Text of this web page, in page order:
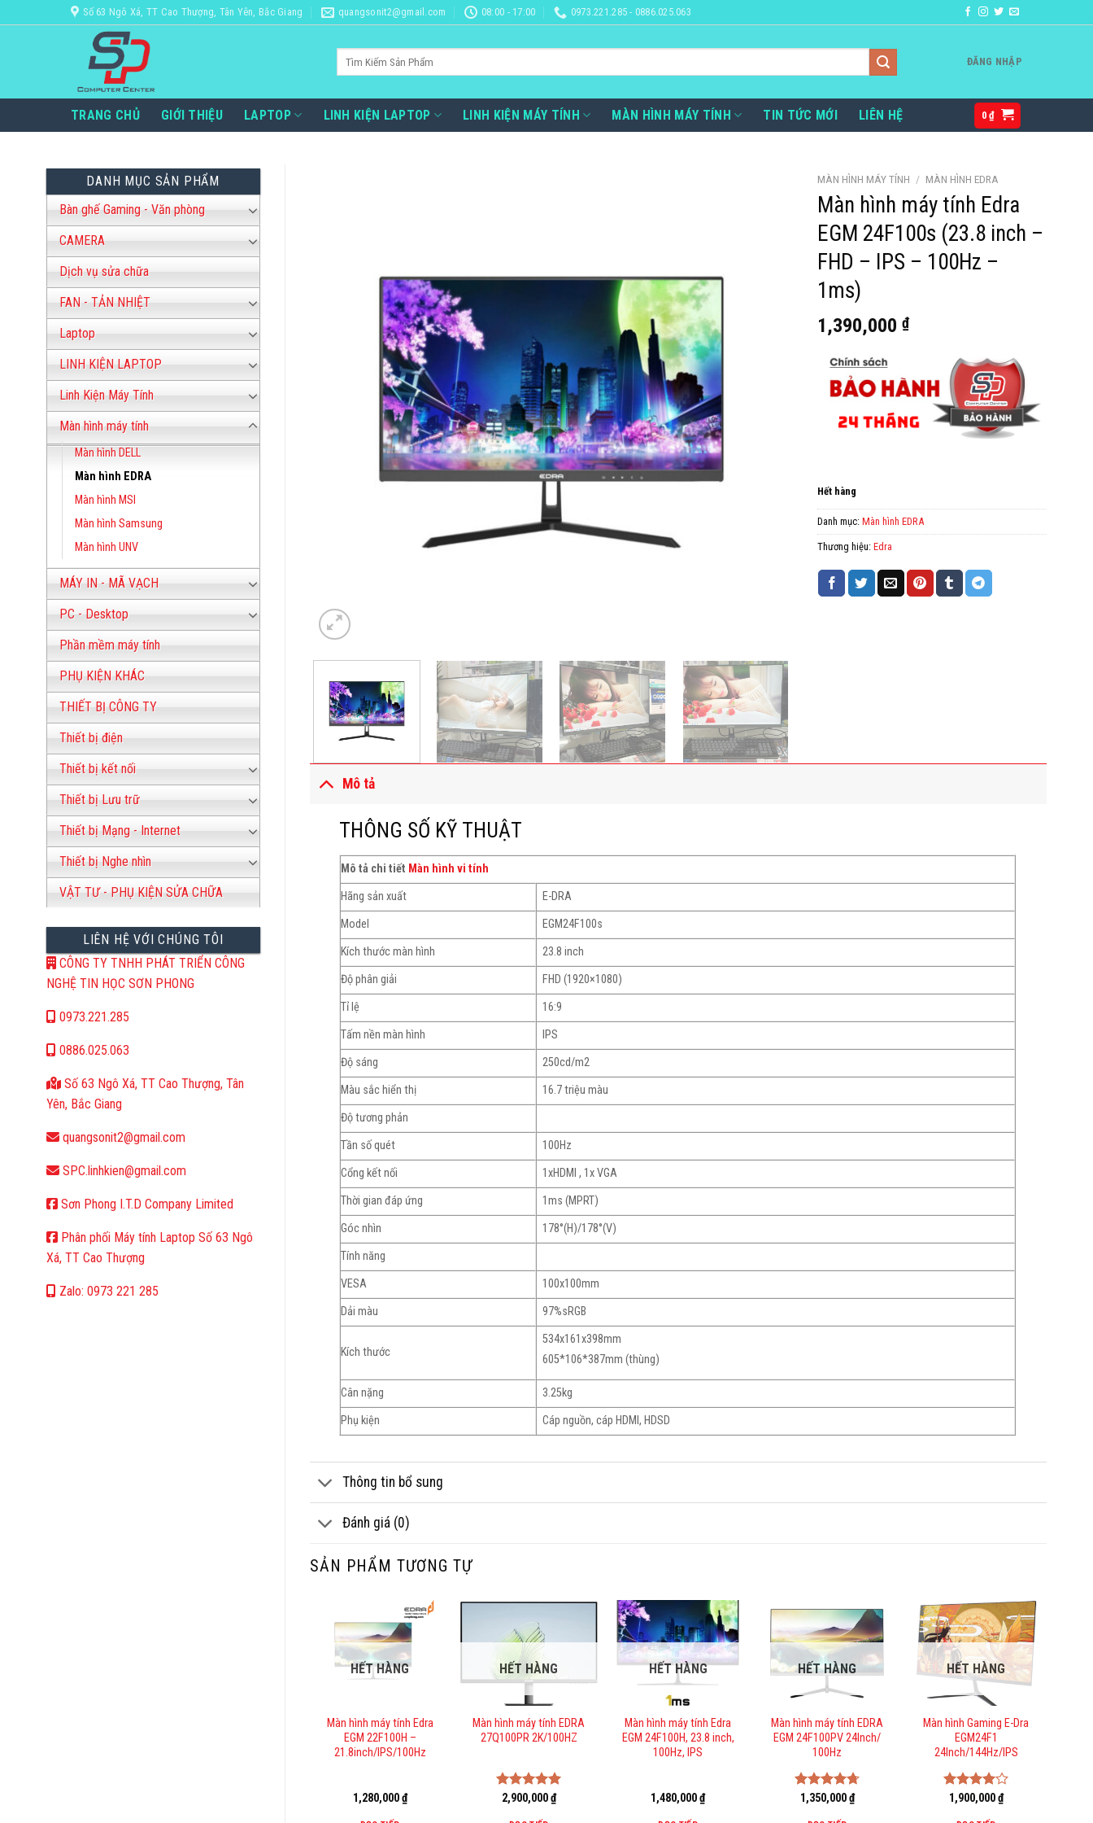
qua
Số 63 Ngô Xá, TT Cao Thượng, Tân Yên, Bắc Giang quangsonit2@gmail.com 08:00 - 17:00 0973.221.285 - 0886.025.063
ĐĂNG NHẬP
TRANG CHỦ GIỚI THIỆU LAPTOP LINH KIỆN LAPTOP LINH KIỆN MÁY TÍNH MÀN HÌNH MÁY TÍNH TIN TỨC MỚI LIÊN HỆ 0₫
DANH MỤC SẢN PHẨM
Bàn ghế Gaming - Văn phòng
CAMERA
Dịch vụ sửa chữa
FAN - TẢN NHIỆT
Laptop
LINH KIỆN LAPTOP
Linh Kiện Máy Tính
Màn hình máy tính
Màn hình DELL
Màn hình EDRA
Màn hình MSI
Màn hình Samsung
Màn hình UNV
MÁY IN - MÃ VẠCH
PC - Desktop
Phần mềm máy tính
PHỤ KIỆN KHÁC
THIẾT BỊ CÔNG TY
Thiết bị điện
Thiết bị kết nối
Thiết bị Lưu trữ
Thiết bị Mạng - Internet
Thiết bị Nghe nhìn
VẬT TƯ - PHỤ KIỆN SỬA CHỮA
LIÊN HỆ VỚI CHÚNG TÔI
CÔNG TY TNHH PHÁT TRIỂN CÔNG
NGHỆ TIN HỌC SƠN PHONG
0973.221.285
0886.025.063
Số 63 Ngô Xá, TT Cao Thượng, Tân
Yên, Bắc Giang
quangsonit2@gmail.com
SPC.linhkien@gmail.com
Sơn Phong I.T.D Company Limited
Phân phối Máy tính Laptop Số 63 Ngô
Xá, TT Cao Thượng
Zalo: 0973 221 285
MÀN HÌNH MÁY TÍNH / MÀN HÌNH EDRA
Màn hình máy tính Edra
EGM 24F100s (23.8 inch –
FHD – IPS – 100Hz –
1ms)
1,390,000 ₫
Hết hàng
Danh mục: Màn hình EDRA
Thương hiệu: Edra
Mô tả
THÔNG SỐ KỸ THUẬT
Mô tả chi tiết Màn hình vi tính
Hãng sản xuất
E-DRA
Model
EGM24F100s
Kích thước màn hình
23.8 inch
Độ phân giải
FHD (1920×1080)
Tỉ lệ
16:9
Tấm nền màn hình
IPS
Độ sáng
250cd/m2
Màu sắc hiển thị
16.7 triệu màu
Độ tương phản
Tần số quét
100Hz
Cổng kết nối
1xHDMI , 1x VGA
Thời gian đáp ứng
1ms (MPRT)
Góc nhìn
178°(H)/178°(V)
Tính năng
VESA
100x100mm
Dải màu
97%sRGB
Kích thước
534x161x398mm
605*106*387mm (thùng)
Cân nặng
3.25kg
Phụ kiện
Cáp nguồn, cáp HDMI, HDSD
Thông tin bổ sung
Đánh giá (0)
SẢN PHẨM TƯƠNG TỰ
HẾT HÀNG
Màn hình máy tính Edra
EGM 22F100H –
21.8inch/IPS/100Hz
1,280,000₫
HẾT HÀNG
Màn hình máy tính EDRA
27Q100PR 2K/100HZ
Được xếp
2,900,000₫
HẾT HÀNG
Màn hình máy tính Edra
EGM 24F100H, 23.8 inch,
100Hz, IPS
1,480,000₫
HẾT HÀNG
Màn hình máy tính EDRA
EGM 24F100PV 24Inch/
100Hz
Được xếp
1,350,000₫
HẾT HÀNG
Màn hình Gaming E-Dra
EGM24F1
24Inch/144Hz/IPS
Được
1,900,000₫